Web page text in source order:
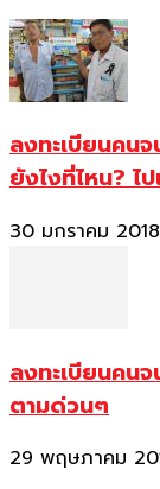
ลงทะเบียนคนจ
ยังไงที่ไหน? ไ
30 มกราคม 2018
ลงทะเบียนคน
ตามด่วนๆ
29 พฤษภาคม